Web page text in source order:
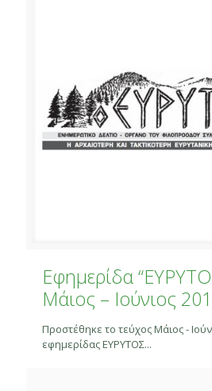
Εφημερίδα
Μάιος – Ιούνιος
Προστέθηκε το τεύχος Μάιος -
εφημερίδας ΕΥΡΥΤΟΣ...